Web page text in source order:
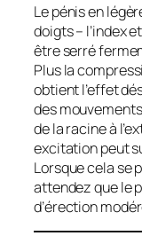
Le pénis en
doigts – l’index
être serré
Plus la
obtient l’effet
des
de la racine à
excitation peut
Lorsque cela se
attendez que le
d’érection